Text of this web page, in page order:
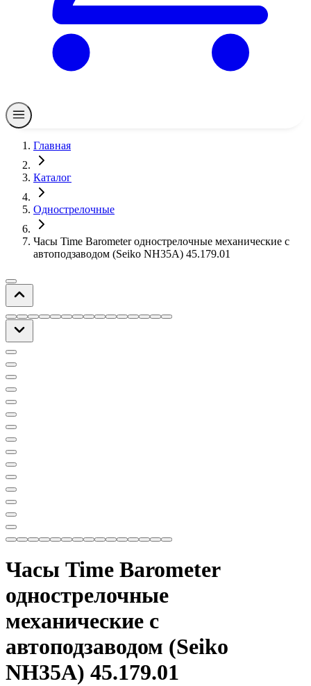
Главная
Каталог
Однострелочные
Часы Time Barometer однострелочные механические с
автоподзаводом (Seiko NH35A) 45.179.01
Часы Time Barometer
однострелочные
механические с
автоподзаводом (Seiko
NH35A) 45.179.01